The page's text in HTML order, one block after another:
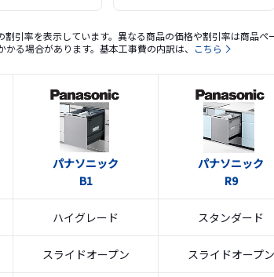
引率を表示しています。異なる商品の価格や割引率は商品ペ
る場合があります。基本工事費の内訳は、
こちら
パナソニック
B1
パナソニック
R9
ハイグレード スタンダード
スライドオープン スライドオープン